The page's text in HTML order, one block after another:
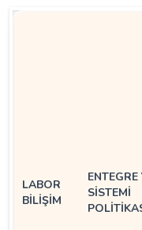
LABOR
BİLİŞİM
SİSTEMİ